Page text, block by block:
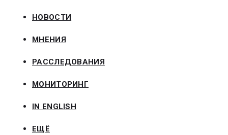
НОВОСТИ
МНЕНИЯ
РАССЛЕДОВАНИЯ
МОНИТОРИНГ
IN ENGLISH
ЕЩЁ